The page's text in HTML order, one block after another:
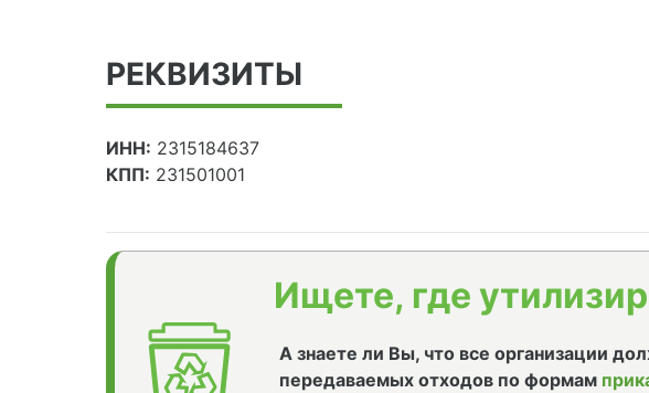
РЕКВИЗИТЫ
ИНН: 2315184637
КПП: 231501001
Ищете, где
А знаете ли Вы, что все организации
передаваемых отходов по формам